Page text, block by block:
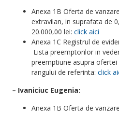
Anexa 1B Oferta de
extravilan, in suprafata de
20.000,00 lei: click aici
Anexa 1C Registrul de
Lista preemptorilor in
preemptiune asupra ofertei
rangului de referinta: click
– Ivaniciuc Eugenia:
Anexa 1B Oferta de